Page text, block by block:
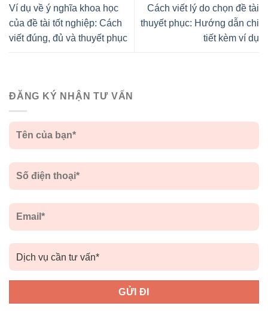
Ví dụ về ý nghĩa khoa học
của đề tài tốt nghiệp: Cách
viết đúng, đủ và thuyết phục
Cách viết lý do chọn đề tài
thuyết phục: Hướng dẫn chi
tiết kèm ví dụ
ĐĂNG KÝ NHẬN TƯ VẤN